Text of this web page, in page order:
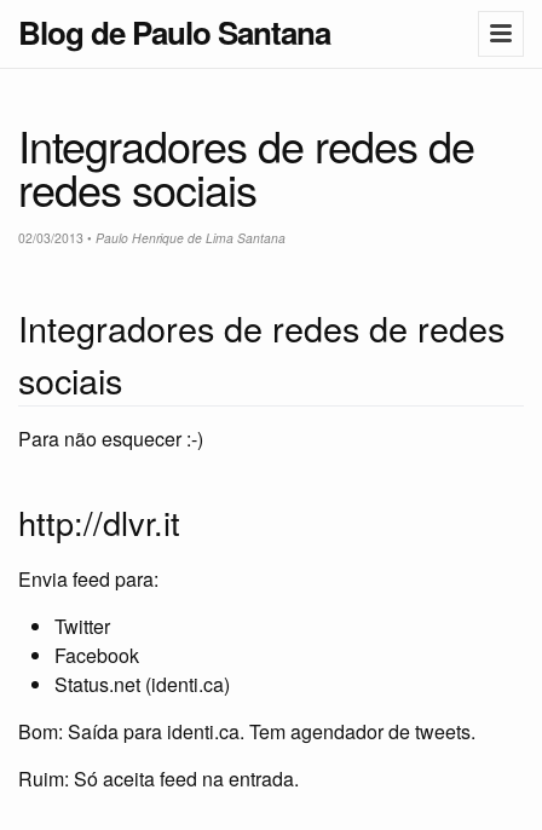
Blog de Paulo Santana
Integradores de redes de
redes sociais
02/03/2013 • Paulo Henrique de Lima Santana
Integradores de redes de redes
sociais
Para não esquecer :-)
http://dlvr.it
Envia feed para:
Twitter
Facebook
Status.net (identi.ca)
Bom: Saída para identi.ca. Tem agendador de tweets.
Ruim: Só aceita feed na entrada.